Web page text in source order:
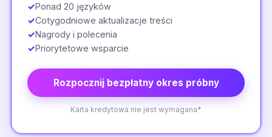
✓Ponad 20 języków
✓Cotygodniowe aktualizacje treści
✓Nagrody i polecenia
✓Priorytetowe wsparcie
Rozpocznij bezpłatny okres próbny
Karta kredytowa nie jest wymagana*